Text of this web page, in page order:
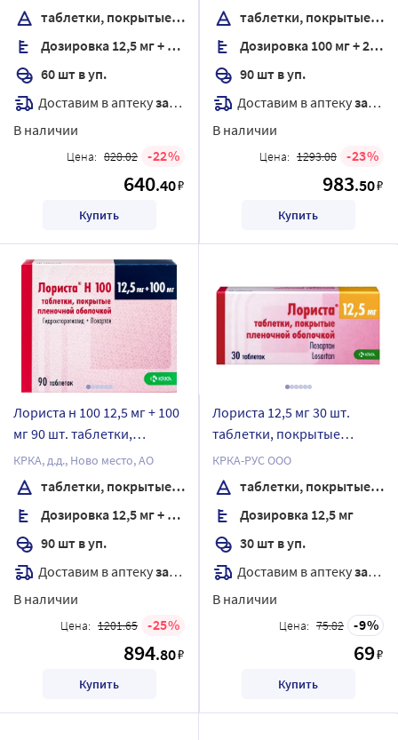
таблетки, покрытые пленочной оболочкой
Дозировка 12,5 мг + 50 мг
60 шт в уп.
Доставим в аптекузавтра
В наличии
Цена: 828.02 22
640.40₽
Купить
таблетки, покрытые пленочной оболочкой
Дозировка 100 мг + 25 мг
90 шт в уп.
Доставим в аптекузавтра
В наличии
Цена: 1293.08 23
983.50₽
Купить
Лориста н 100 12,5 мг + 100
мг 90 шт. таблетки,
покрытые пленочной
оболочкой
КРКА, д.д., Ново место, АО
таблетки, покрытые пленочной оболочкой
Дозировка 12,5 мг + 100 мг
90 шт в уп.
Доставим в аптекузавтра
В наличии
Цена: 1201.65 25
894.80₽
Купить
Лориста 12,5 мг 30 шт.
таблетки, покрытые
пленочной оболочкой
КРКА-РУС ООО
таблетки, покрытые пленочной оболочкой
Дозировка 12,5 мг
30 шт в уп.
Доставим в аптекузавтра
В наличии
Цена: 75.82 9
69₽
Купить